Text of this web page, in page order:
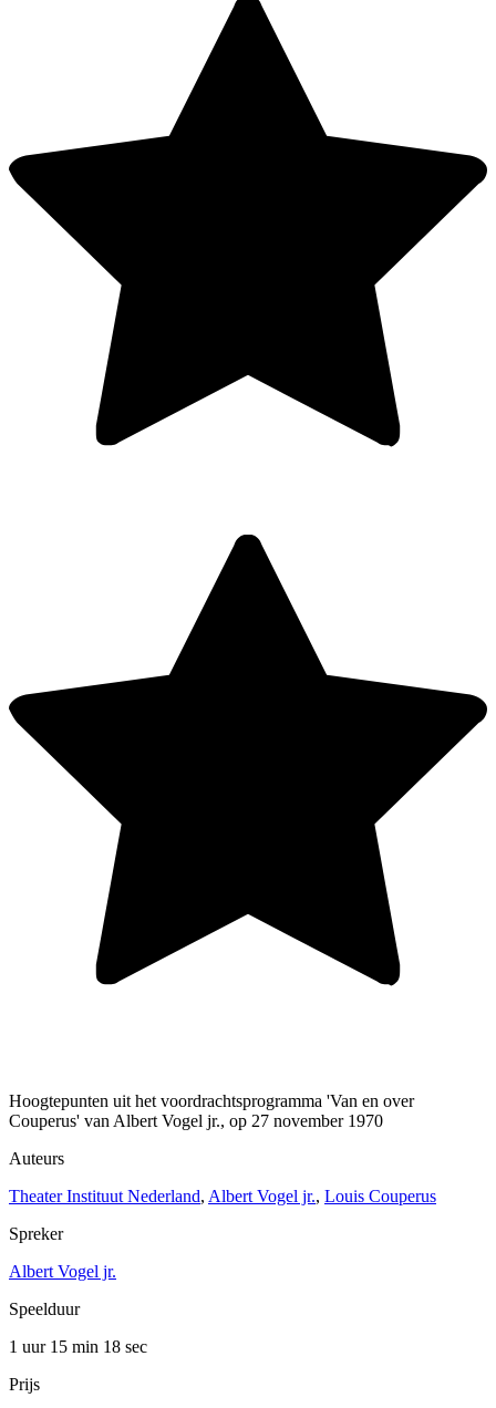
Hoogtepunten uit het voordrachtsprogramma 'Van en over
Couperus' van Albert Vogel jr., op 27 november 1970
Auteurs
Theater Instituut Nederland, Albert Vogel jr., Louis Couperus
Spreker
Albert Vogel jr.
Speelduur
1 uur 15 min 18 sec
Prijs